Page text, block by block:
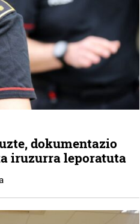
dokumentazio
iruzurra leporatuta